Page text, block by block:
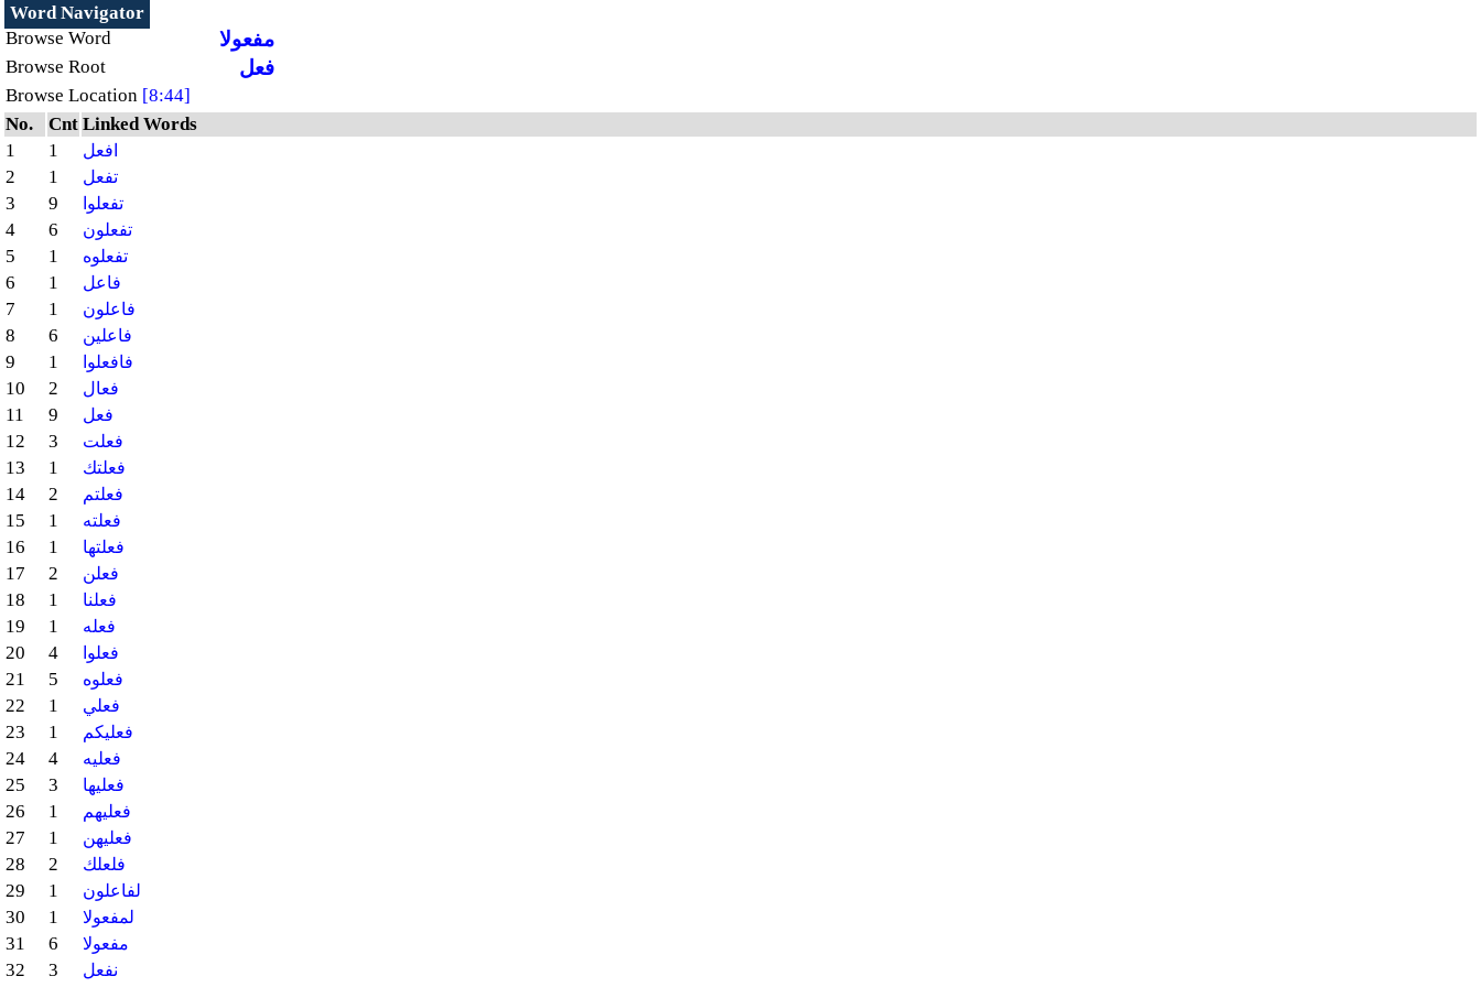
Word Navigator
Browse Word
مفعولا
Browse Root فعل
Browse Location [8:44]
No.
Cnt Linked Words
1
1 افعل
2 1 تفعل
3 9 تفعلوا
4 6 تفعلون
5 1 تفعلوه
6 1 فاعل
7 1 فاعلون
8 6 فاعلين
9 1 فافعلوا
10 2 فعال
11 9 فعل
12 3 فعلت
13 1 فعلتك
14 2 فعلتم
15 1 فعلته
16 1 فعلتها
17 2 فعلن
18 1 فعلنا
19 1 فعله
20 4 فعلوا
21 5 فعلوه
22 1 فعلي
23 1 فعليكم
24 4 فعليه
25 3 فعليها
26 1 فعليهم
27 1 فعليهن
28 2 فلعلك
29 1 لفاعلون
30 1 لمفعولا
31 6 مفعولا
32 3 نفعل